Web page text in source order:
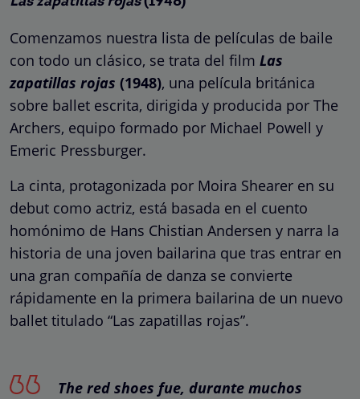
Comenzamos nuestra lista de películas de baile
con todo un clásico, se trata del film Las
zapatillas rojas (1948), una película británica
sobre ballet escrita, dirigida y producida por The
Archers, equipo formado por Michael Powell y
Emeric Pressburger.
La cinta, protagonizada por Moira Shearer en su
debut como actriz, está basada en el cuento
homónimo de Hans Chistian Andersen y narra la
historia de una joven bailarina que tras entrar en
una gran compañía de danza se convierte
rápidamente en la primera bailarina de un nuevo
ballet titulado “Las zapatillas rojas”.
The red shoes fue, durante muchos